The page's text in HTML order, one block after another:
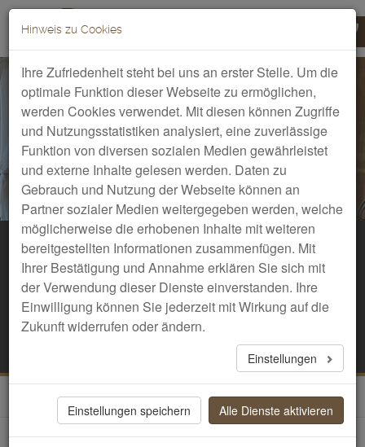
navigation
Anfragen & Buchen
Home
Hinweis zu Cookies
Ihre Zufriedenheit steht bei uns an erster Stelle. Um die
optimale Funktion dieser Webseite zu ermöglichen,
werden Cookies verwendet. Mit diesen können Zugriffe
und Nutzungsstatistiken analysiert, eine zuverlässige
Funktion von diversen sozialen Medien gewährleistet
und externe Inhalte gelesen werden. Daten zu
Gebrauch und Nutzung der Webseite können an
Partner sozialer Medien weitergegeben werden, welche
möglicherweise die erhobenen Inhalte mit weiteren
bereitgestellten Informationen zusammenfügen. Mit
Ihrer Bestätigung und Annahme erklären Sie sich mit
der Verwendung dieser Dienste einverstanden. Ihre
Einwilligung können Sie jederzeit mit Wirkung auf die
Zukunft widerrufen oder ändern.
Einstellungen
Einstellungen speichern Alle Dienste aktivieren